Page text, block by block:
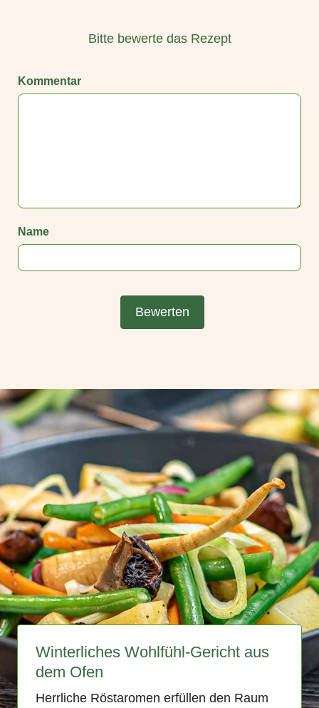
Bitte bewerte das Rezept
Kommentar
Name
Bewerten
Winterliches Wohlfühl-Gericht aus
dem Ofen
Herrliche Röstaromen erfüllen den Raum